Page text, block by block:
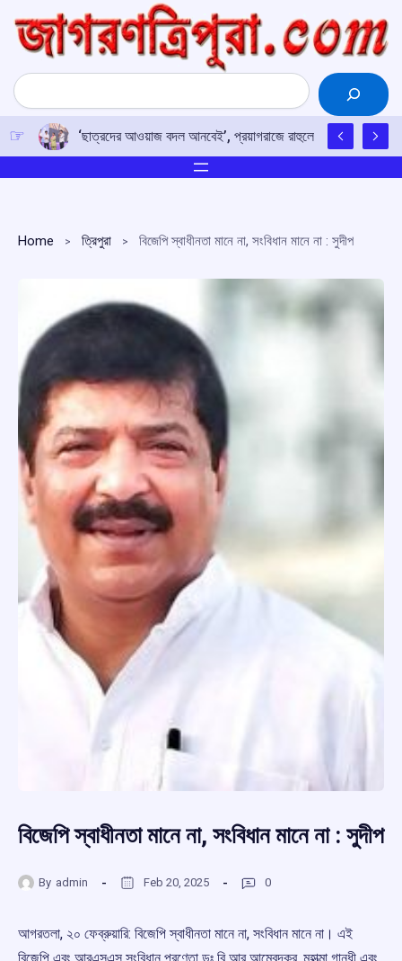
content
Search
‘ছাত্রদের আওয়াজ বদল আনবেই’, প্রয়াগরাজে রাহুলের হুঙ্কার
Home ত্রিপুরা বিজেপি স্বাধীনতা মানে না, সংবিধান মানে না : সুদীপ
বিজেপি স্বাধীনতা মানে না, সংবিধান মানে না : সুদীপ
By admin Feb 20, 2025 0
আগরতলা, ২০ ফেব্রুয়ারি: বিজেপি স্বাধীনতা মানে না, সংবিধান মানে না। এই